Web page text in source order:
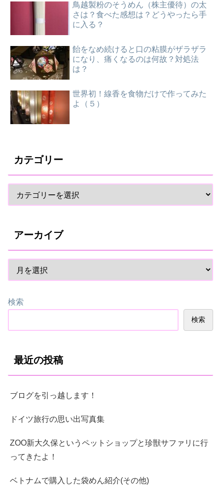
鳥越製粉のそうめん（株主優待）の太
さは？食べた感想は？どうやったら手
に入る？
飴をなめ続けると口の粘膜がザラザラ
になり、痛くなるのは何故？対処法
は？
世界初！線香を食物だけで作ってみた
よ（５）
カテゴリー
アーカイブ
検索
検索
最近の投稿
ブログを引っ越します！
ドイツ旅行の思い出写真集
ZOO新大久保というペットショップと珍獣サファリに行
ってきたよ！
ベトナムで購入した袋めん紹介(その他)